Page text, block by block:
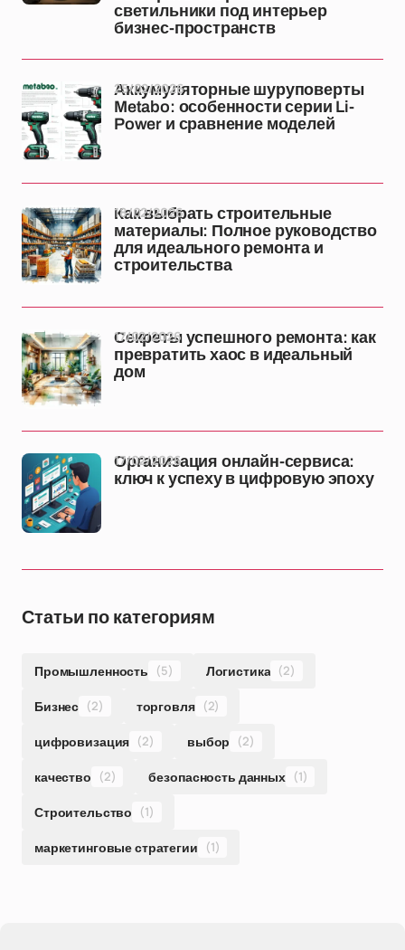
светильники под интерьер
бизнес-пространств
Аккумуляторные шуруповерты
Metabo: особенности серии Li-
Power и сравнение моделей
25/02/2026
Как выбрать строительные
материалы: Полное руководство
для идеального ремонта и
строительства
18/02/2026
Секреты успешного ремонта: как
превратить хаос в идеальный
дом
17/02/2026
Организация онлайн-сервиса:
ключ к успеху в цифровую эпоху
17/02/2026
Статьи по категориям
Промышленность (5) Логистика (2)
Бизнес (2) торговля (2)
цифровизация (2) выбор (2)
качество (2) безопасность данных (1)
Строительство (1)
маркетинговые стратегии (1)